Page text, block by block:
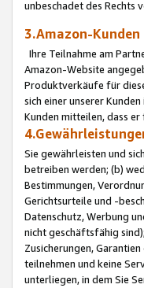
unbeschadet des Rechts
3.Amazon-Kunden
Ihre Teilnahme am
Amazon-Website
Produktverkäufe für
sich einer unserer
Kunden mitteilen, dass
Sie gewährleisten und
betreiben werden; (b)
Bestimmungen,
Gerichtsurteile und -
Datenschutz, Werbung
nicht geschäftsfähig
Zusicherungen,
teilnehmen und keine
unterliegen, in dem Sie